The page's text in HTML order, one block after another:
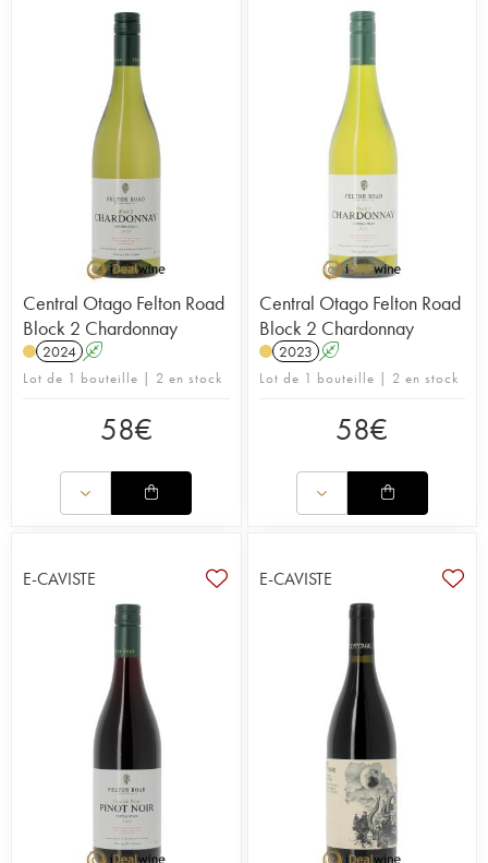
Central Otago Felton Road
Block 2 Chardonnay
2024 A
Lot de 1 bouteille | 2 en stock
58€
Central Otago Felton Road
Block 2 Chardonnay
2023 A
Lot de 1 bouteille | 2 en stock
58€
E-CAVISTE E-CAVISTE